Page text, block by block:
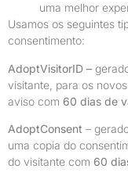
uma melhor
Usamos os seguintes
consentimento:
AdoptVisitorID –
visitante, para os
aviso com 60 dias de
AdoptConsent –
uma copia do
do visitante com 60